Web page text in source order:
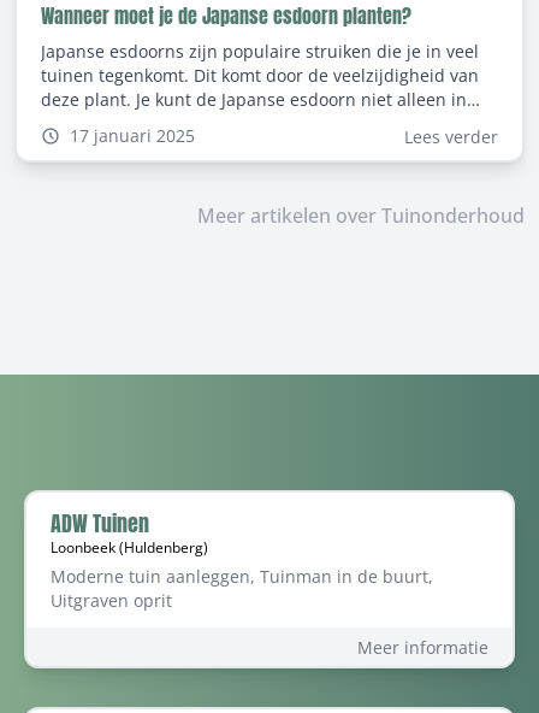
Wanneer moet je de Japanse esdoorn planten?
Japanse esdoorns zijn populaire struiken die je in veel
tuinen tegenkomt. Dit komt door de veelzijdigheid van
deze plant. Je kunt de Japanse esdoorn niet alleen in
een pot planten, maar ook in de volle grond. De mooie
kleur van de bladeren brengt echt sfeer in de tuin. Wil
je ook graag zo’n kleurrijke esdoorn in de tuin? Dan is
beste kunt planten. Je leest er alles over in deze blog.
17 januari 2025 Lees verder
Meer artikelen over Tuinonderhoud
ADW Tuinen
Loonbeek (Huldenberg)
Moderne tuin aanleggen, Tuinman in de buurt,
Uitgraven oprit
Meer informatie